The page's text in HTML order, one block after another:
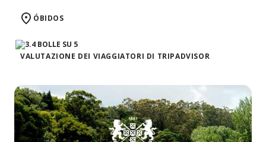
ÓBIDOS
VALUTAZIONE DEI VIAGGIATORI DI TRIPADVISOR